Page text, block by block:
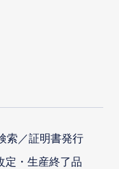
索／証明書発行
定・生産終了品